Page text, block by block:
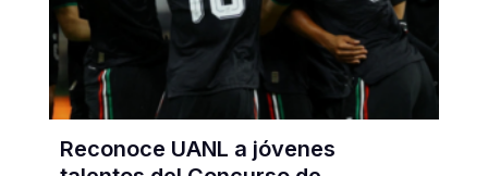
Reconoce UANL a jóvenes